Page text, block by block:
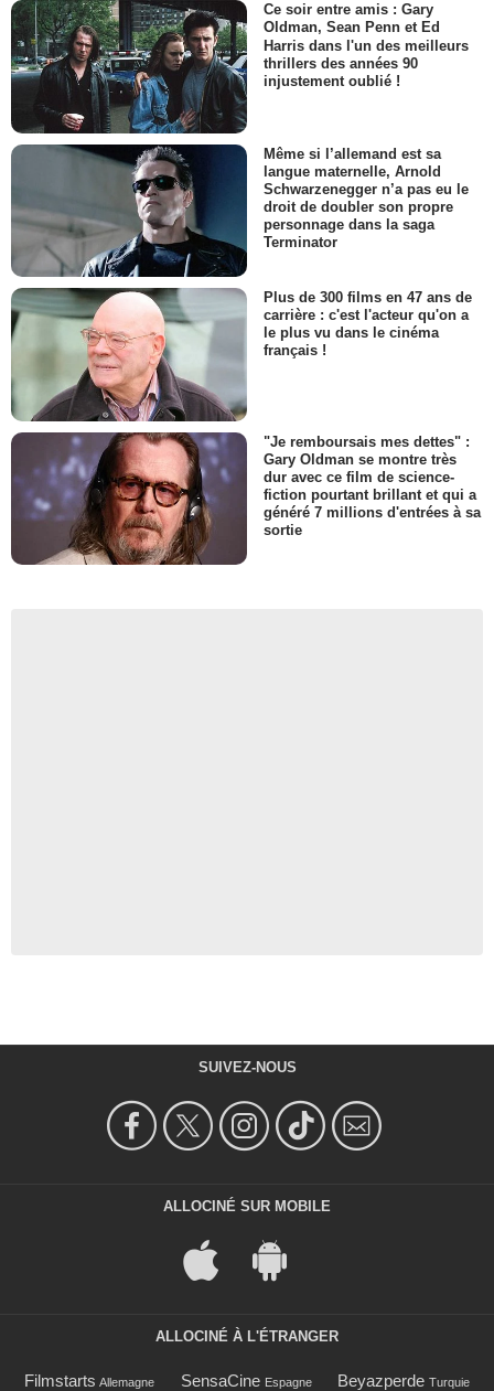
Ce soir entre amis : Gary
Oldman, Sean Penn et Ed
Harris dans l'un des meilleurs
thrillers des années 90
injustement oublié !
Même si l’allemand est sa
langue maternelle, Arnold
Schwarzenegger n’a pas eu le
droit de doubler son propre
personnage dans la saga
Terminator
Plus de 300 films en 47 ans de
carrière : c'est l'acteur qu'on a
le plus vu dans le cinéma
français !
"Je remboursais mes dettes" :
Gary Oldman se montre très
dur avec ce film de science-
fiction pourtant brillant et qui a
généré 7 millions d'entrées à sa
sortie
SUIVEZ-NOUS
ALLOCINÉ SUR MOBILE
ALLOCINÉ À L'ÉTRANGER
Filmstarts Allemagne SensaCine Espagne Beyazperde Turquie